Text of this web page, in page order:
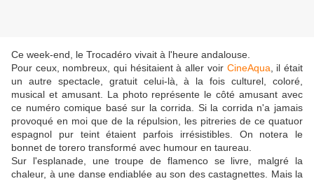
Ce week-end, le Trocadéro vivait à l'heure andalouse.
Pour ceux, nombreux, qui hésitaient à aller voir CineAqua , il était
un autre spectacle, gratuit celui-là, à la fois culturel, coloré,
musical et amusant. La photo représente le côté amusant avec
ce numéro comique basé sur la corrida. Si la corrida n'a jamais
provoqué en moi que de la répulsion, les pitreries de ce quatuor
espagnol pur teint étaient parfois irrésistibles. On notera le
bonnet de torero transformé avec humour en taureau.
Sur l'esplanade, une troupe de flamenco se livre, malgré la
chaleur, à une danse endiablée au son des castagnettes. Mais la